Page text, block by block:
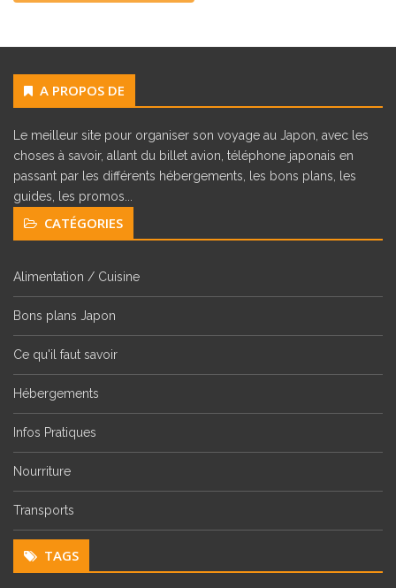
A PROPOS DE
Le meilleur site pour organiser son voyage au Japon, avec les
choses à savoir, allant du billet avion, téléphone japonais en
passant par les différents hébergements, les bons plans, les
guides, les promos...
CATÉGORIES
Alimentation / Cuisine
Bons plans Japon
Ce qu'il faut savoir
Hébergements
Infos Pratiques
Nourriture
Transports
TAGS